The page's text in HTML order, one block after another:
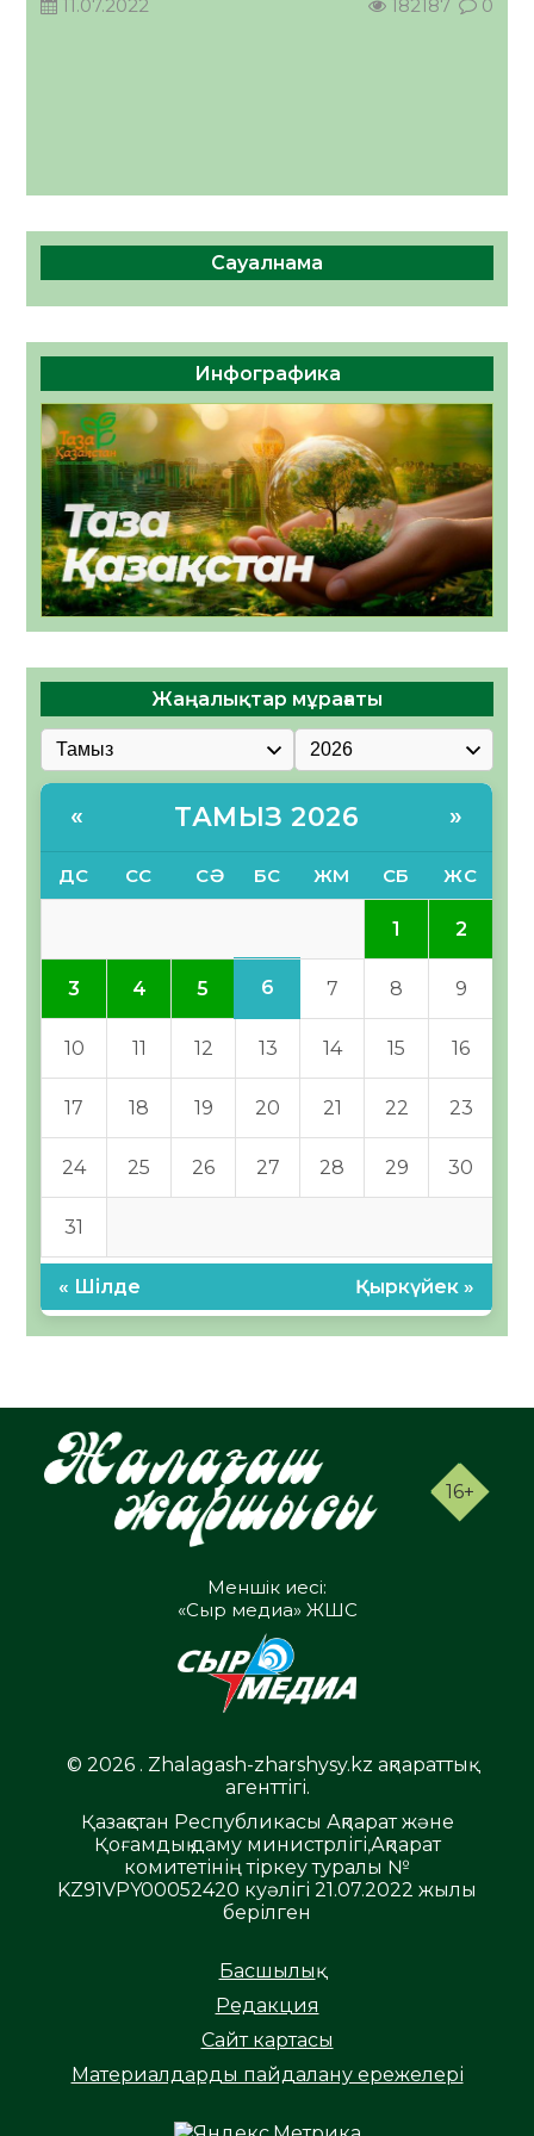
КӨРІНІСІ
11.07.2022
182187 0
Сауалнама
Инфографика
Жаңалықтар мұрағаты
« ТАМЫЗ 2026 »
ДС СС СӘ БС ЖМ СБ ЖС
1 2
3 4 5 6 7 8 9
10 11 12 13 14 15 16
17 18 19 20 21 22 23
24 25 26 27 28 29 30
31
« Шілде Қыркүйек »
16+
Меншік иесі:
«Сыр медиа» ЖШС
© 2026 . Zhalagash-zharshysy.kz ақпараттық
агенттігі.
Қазақстан Республикасы Ақпарат және
Қоғамдық даму министрлігі,Ақпарат
комитетінің тіркеу туралы №
KZ91VPY00052420 куәлігі 21.07.2022 жылы
берілген
Басшылық
Редакция
Сайт картасы
Материалдарды пайдалану ережелері